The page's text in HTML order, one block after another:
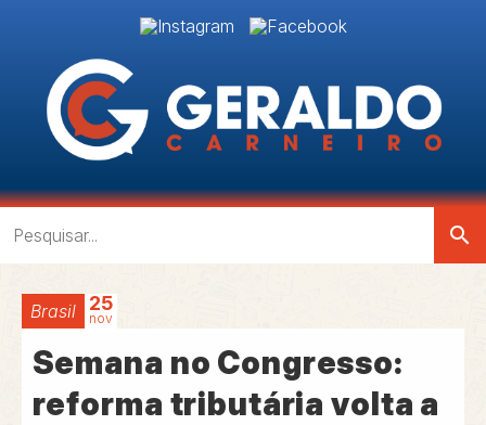
search
Brasil 25
nov
Semana no Congresso:
reforma tributária volta a